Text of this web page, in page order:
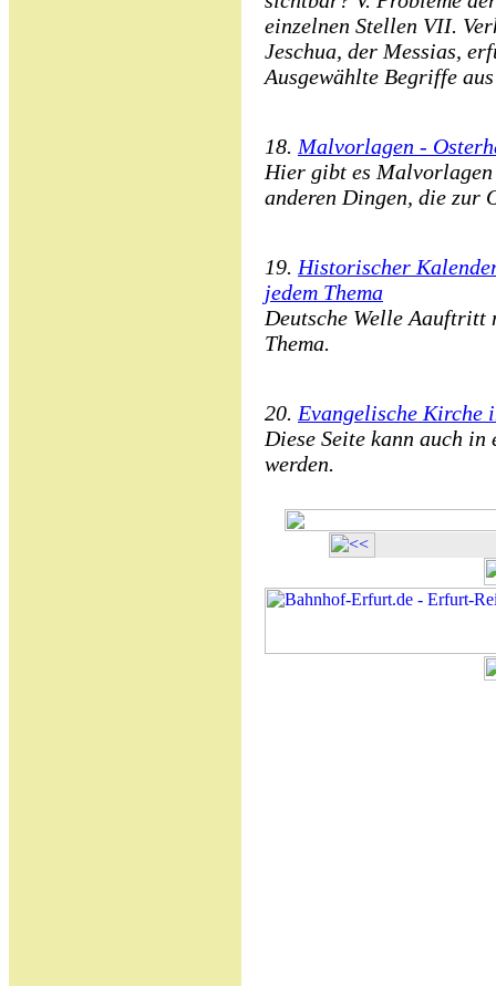
einzelnen Stellen VII.
Jeschua, der Messias,
Ausgewählte Begriffe
18. Malvorlagen -
Hier gibt es
anderen Dingen, die zur
19. Historischer
jedem Thema
Deutsche Welle Aauftritt
Thema.
20. Evangelische Kirche
Diese Seite kann auch
werden.